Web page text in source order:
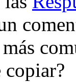
copiar?